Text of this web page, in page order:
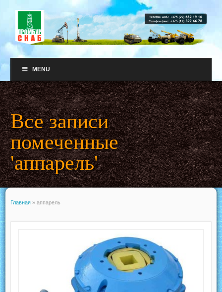
MENU
Все записи
помеченные
'аппарель'
Главная » аппарель